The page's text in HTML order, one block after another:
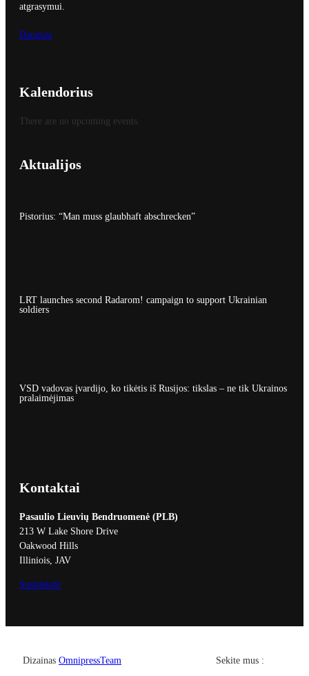
atgrasymui.
Daugiau
Kalendorius
There are no upcoming events.
Aktualijos
Pistorius: “Man muss glaubhaft abschrecken”
LRT launches second Radarom! campaign to support Ukrainian
soldiers
VSD vadovas įvardijo, ko tikėtis iš Rusijos: tikslas – ne tik Ukrainos
pralaimėjimas
Kontaktai
Pasaulio Lieuvių Bendruomenė (PLB)
213 W Lake Shore Drive
Oakwood Hills
Illiniois, JAV
Susisiekite
Dizainas OmnipressTeam Sekite mus :